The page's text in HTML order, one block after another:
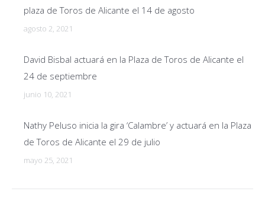
plaza de Toros de Alicante el 14 de agosto
agosto 2, 2021
David Bisbal actuará en la Plaza de Toros de Alicante el
24 de septiembre
junio 10, 2021
Nathy Peluso inicia la gira ‘Calambre’ y actuará en la Plaza
de Toros de Alicante el 29 de julio
mayo 25, 2021